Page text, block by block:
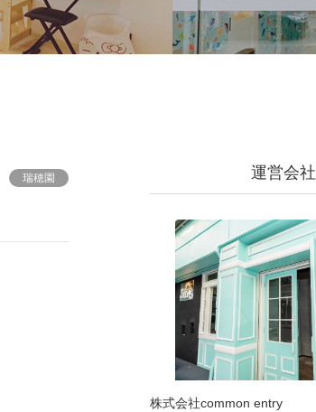
瑞穂園 運営会社
株式会社common entry